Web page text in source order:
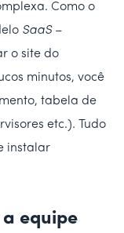
Como o
SaaS–
o site do
minutos, você
tabela de
etc.). Tudo
instalar
equipe